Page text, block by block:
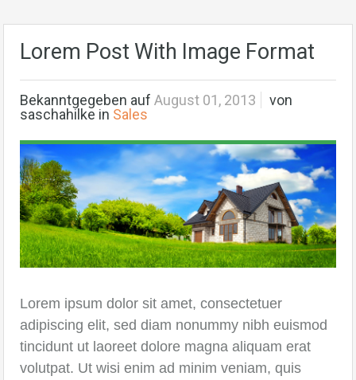
Lorem Post With Image Format
Bekanntgegeben auf August 01, 2013
von
saschahilke in Sales
Lorem ipsum dolor sit amet, consectetuer
adipiscing elit, sed diam nonummy nibh euismod
tincidunt ut laoreet dolore magna aliquam erat
volutpat. Ut wisi enim ad minim veniam, quis